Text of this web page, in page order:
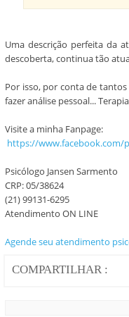
Uma descrição perfeita da
descoberta, continua tão
Por isso, por conta de
fazer análise pessoal...
Visite a minha Fanpage:
https://www.facebook.com/
Psicólogo Jansen Sarmento
CRP: 05/38624
(21) 99131-6295
Atendimento ON LINE
Agende seu atendimento
COMPARTILHAR :